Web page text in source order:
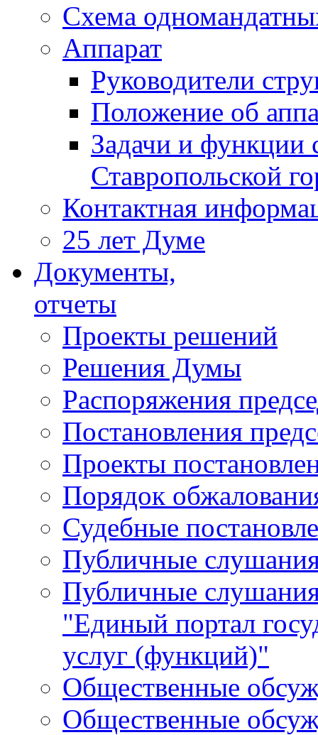
Схема
Аппарат
Руководители
Положение об
Задачи и функции
Ставропольской
Контактная
25 лет Думе
Документы,
отчеты
Проекты решений
Решения Думы
Распоряжения
Постановления
Проекты
Порядок
Судебные
Публичные
Публичные
"Единый портал
услуг (функций)"
Общественные
Общественные